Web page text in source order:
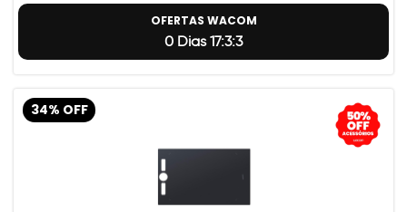
OFERTAS WACOM
0 Dias 17:3:2
34% OFF